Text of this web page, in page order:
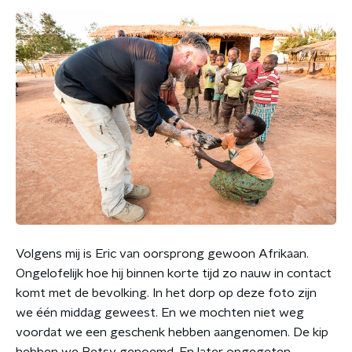
Volgens mij is Eric van oorsprong gewoon Afrikaan.
Ongelofelijk hoe hij binnen korte tijd zo nauw in contact
komt met de bevolking. In het dorp op deze foto zijn
we één middag geweest. En we mochten niet weg
voordat we een geschenk hebben aangenomen. De kip